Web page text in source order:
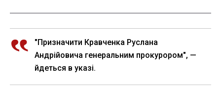
"Призначити Кравченка Руслана
Андрійовича генеральним прокурором", —
йдеться в указі.